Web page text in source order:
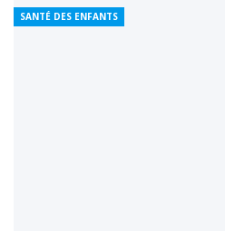
SANTÉ DES ENFANTS